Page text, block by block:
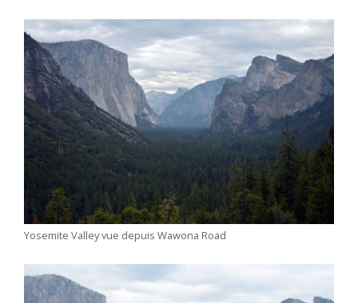
Yosemite Valley vue depuis Wawona Road